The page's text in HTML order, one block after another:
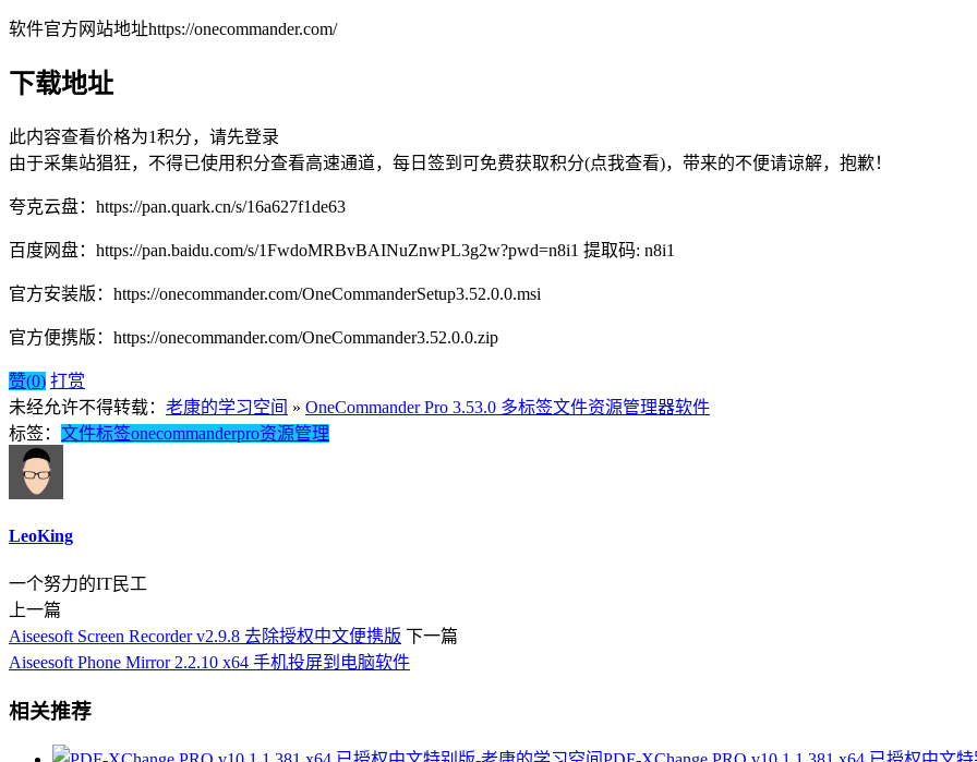
软件官方网站地址https://onecommander.com/
下载地址
此内容查看价格为1积分，请先登录
由于采集站猖狂，不得已使用积分查看高速通道，每日签到可免费获取积分(点我查看)，带来的不便请谅解，抱歉！
夸克云盘：https://pan.quark.cn/s/16a627f1de63
百度网盘：https://pan.baidu.com/s/1FwdoMRBvBAINuZnwPL3g2w?pwd=n8i1 提取码: n8i1
官方安装版：https://onecommander.com/OneCommanderSetup3.52.0.0.msi
官方便携版：https://onecommander.com/OneCommander3.52.0.0.zip
赞(0) 打赏
未经允许不得转载： 老康的学习空间 » OneCommander Pro 3.53.0 多标签文件资源管理器软件
标签： 文件标签onecommanderpro资源管理
LeoKing
一个努力的IT民工
上一篇
Aiseesoft Screen Recorder v2.9.8 去除授权中文便携版 下一篇
Aiseesoft Phone Mirror 2.2.10 x64 手机投屏到电脑软件
相关推荐